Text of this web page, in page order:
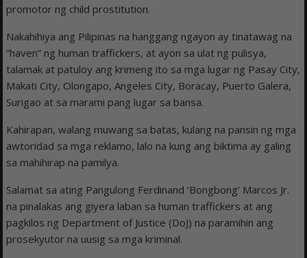
promotor ng child prostitution.
Nakahihiya ang Pilipinas na hanggang ngayon ay tinatawag na
“haven” ng human traffickers, at ayon sa ulat ng pulisya,
talamak at patuloy ang krimeng ito sa mga lugar ng Pasay City,
Makati City, Olongapo, Angeles City, Boracay, Puerto Galera,
Surigao at sa marami pang lugar sa bansa.
Kahirapan, walang muwang sa batas, kulang na pansin ng mga
awtoridad sa mga reklamo, lalo na kung ang biktima ay galing
sa mahihirap na pamilya.
Salamat sa ating Pangulong Ferdinand ‘Bongbong’ Marcos Jr.
na pinalakas ang giyera laban sa human traffickers at ang
pagkilos ng Department of Justice (DoJ) na paramihin ang
prosekyutor na uusig sa mga kriminal.